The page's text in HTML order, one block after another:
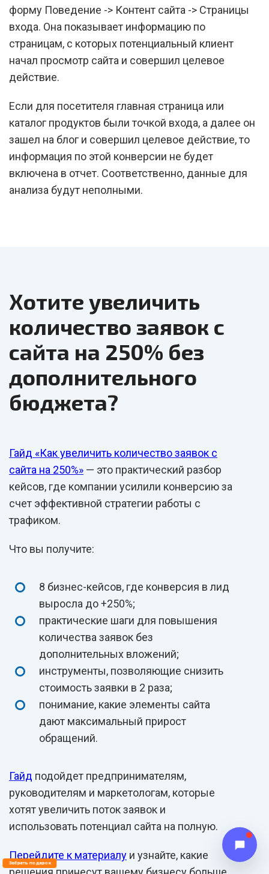
форму Поведение -> Контент сайта -> Страницы
входа. Она показывает информацию по
страницам, с которых потенциальный клиент
начал просмотр сайта и совершил целевое
действие.
Если для посетителя главная страница или
каталог продуктов были точкой входа, а далее он
зашел на блог и совершил целевое действие, то
информация по этой конверсии не будет
включена в отчет. Соответственно, данные для
анализа будут неполными.
Хотите увеличить
количество заявок с
сайта на 250% без
дополнительного
бюджета?
Гайд «Как увеличить количество заявок с
сайта на 250%» — это практический разбор
кейсов, где компании усилили конверсию за
счет эффективной стратегии работы с
трафиком.
Что вы получите:
8 бизнес-кейсов, где конверсия в лид
выросла до +250%;
практические шаги для повышения
количества заявок без
дополнительных вложений;
инструменты, позволяющие снизить
стоимость заявки в 2 раза;
понимание, какие элементы сайта
дают максимальный прирост
обращений.
Гайд подойдет предпринимателям,
руководителям и маркетологам, которые
хотят увеличить поток заявок и
использовать потенциал сайта на полную.
Перейдите к материалу и узнайте, какие
Забрать подарок